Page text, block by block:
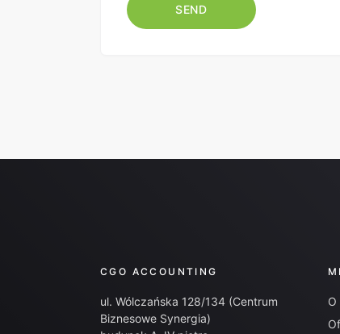
CGO ACCOUNTING
ul. Wólczańska 128/134 (Centrum
Biznesowe Synergia)
O